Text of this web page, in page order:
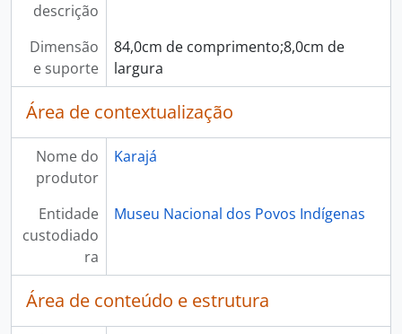
descrição
Dimensão
e suporte
84,0cm de comprimento;8,0cm de
largura
Área de contextualização
Nome do
produtor
Karajá
Entidade
custodiado
ra
Museu Nacional dos Povos Indígenas
Área de conteúdo e estrutura